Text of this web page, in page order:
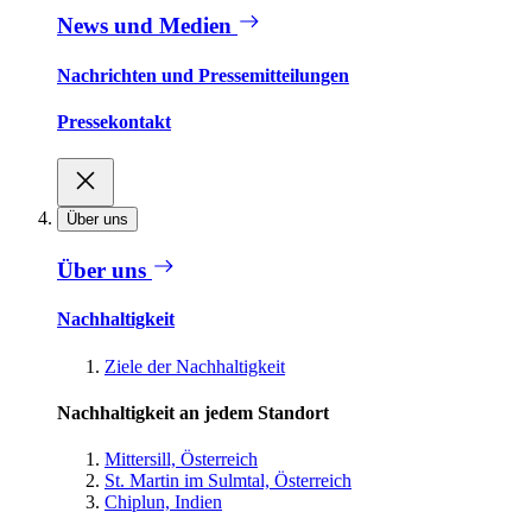
News und Medien
Nachrichten und Pressemitteilungen
Pressekontakt
Über uns
Über uns
Nachhaltigkeit
Ziele der Nachhaltigkeit
Nachhaltigkeit an jedem Standort
Mittersill, Österreich
St. Martin im Sulmtal, Österreich
Chiplun, Indien